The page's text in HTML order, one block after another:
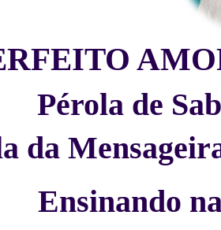
Pérola de
da
Ensinando